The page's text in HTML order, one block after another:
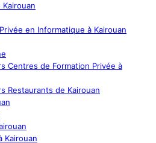
en Informatique à Kairouan
Centres de Formation Privée à
Restaurants de Kairouan
Kairouan